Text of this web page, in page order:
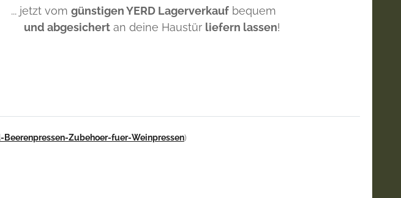
... jetzt vom günstigen YERD Lagerverkauf bequem
und abgesichert an deine Haustür liefern lassen!
Zubehoer-fuer-Weinpressen)